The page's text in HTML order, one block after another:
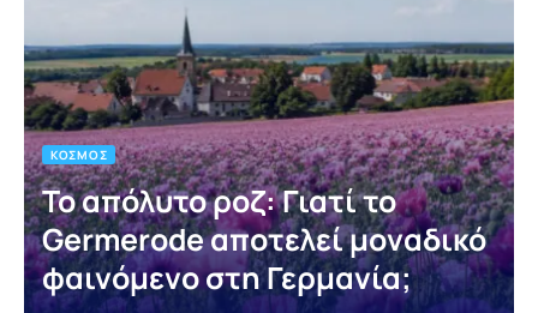
ΚΌΣΜΟΣ
Το απόλυτο ροζ: Γιατί το
Germerode αποτελεί μοναδικό
φαινόμενο στη Γερμανία;